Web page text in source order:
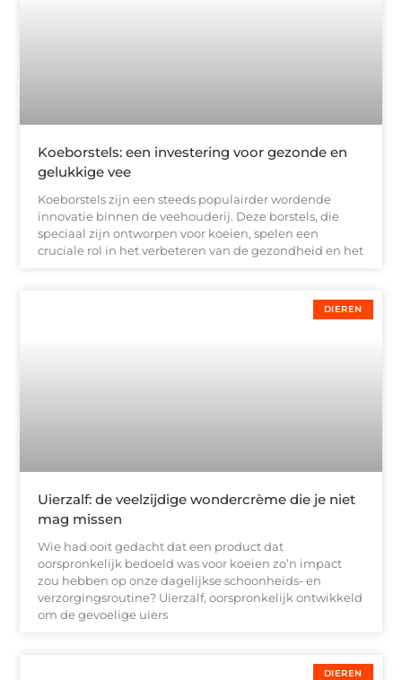
Koeborstels: een investering voor gezonde en
gelukkige vee
Koeborstels zijn een steeds populairder wordende
innovatie binnen de veehouderij. Deze borstels, die
speciaal zijn ontworpen voor koeien, spelen een
cruciale rol in het verbeteren van de gezondheid en het
DIEREN
Uierzalf: de veelzijdige wondercrème die je niet
mag missen
Wie had ooit gedacht dat een product dat
oorspronkelijk bedoeld was voor koeien zo’n impact
zou hebben op onze dagelijkse schoonheids- en
verzorgingsroutine? Uierzalf, oorspronkelijk ontwikkeld
om de gevoelige uiers
DIEREN